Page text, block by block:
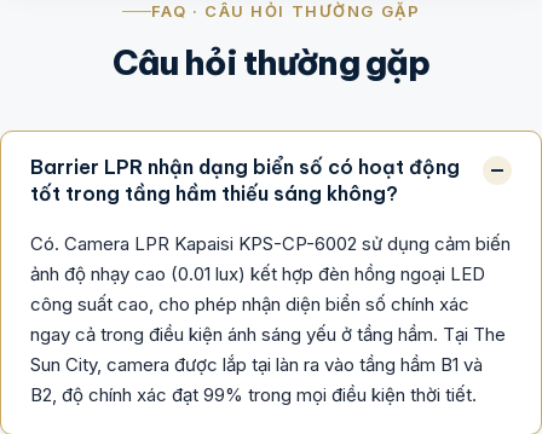
FAQ · CÂU HỎI THƯỜNG GẶP
Câu hỏi thường gặp
Barrier LPR nhận dạng biển số có hoạt động
tốt trong tầng hầm thiếu sáng không?
Có. Camera LPR Kapaisi KPS-CP-6002 sử dụng cảm biến
ảnh độ nhạy cao (0.01 lux) kết hợp đèn hồng ngoại LED
công suất cao, cho phép nhận diện biển số chính xác
ngay cả trong điều kiện ánh sáng yếu ở tầng hầm. Tại The
Sun City, camera được lắp tại làn ra vào tầng hầm B1 và
B2, độ chính xác đạt 99% trong mọi điều kiện thời tiết.